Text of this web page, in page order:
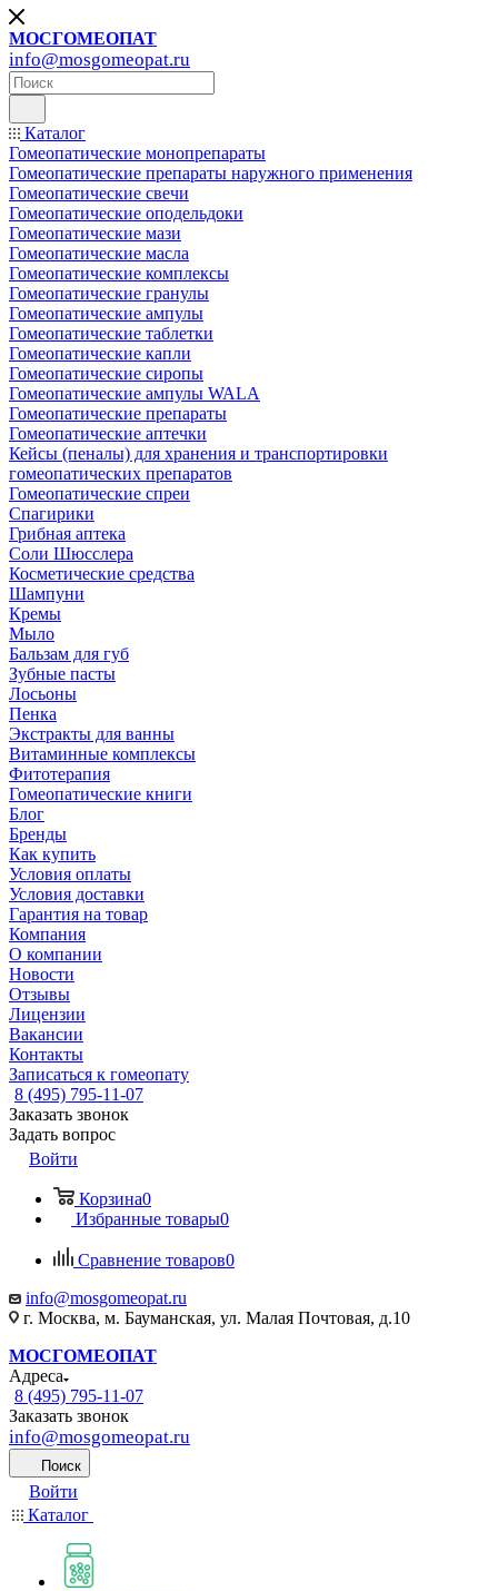
МОСГОМЕОПАТ
info@mosgomeopat.ru
Каталог
Гомеопатические монопрепараты
Гомеопатические препараты наружного применения
Гомеопатические свечи
Гомеопатические оподельдоки
Гомеопатические мази
Гомеопатические масла
Гомеопатические комплексы
Гомеопатические гранулы
Гомеопатические ампулы
Гомеопатические таблетки
Гомеопатические капли
Гомеопатические сиропы
Гомеопатические ампулы WALA
Гомеопатические препараты
Гомеопатические аптечки
Кейсы (пеналы) для хранения и транспортировки
гомеопатических препаратов
Гомеопатические спреи
Спагирики
Грибная аптека
Соли Шюсслера
Косметические средства
Шампуни
Кремы
Мыло
Бальзам для губ
Зубные пасты
Лосьоны
Пенка
Экстракты для ванны
Витаминные комплексы
Фитотерапия
Гомеопатические книги
Блог
Бренды
Как купить
Условия оплаты
Условия доставки
Гарантия на товар
Компания
О компании
Новости
Отзывы
Лицензии
Вакансии
Контакты
Записаться к гомеопату
8 (495) 795-11-07
Заказать звонок
Задать вопрос
Войти
Корзина0
Избранные товары0
Сравнение товаров0
info@mosgomeopat.ru
г. Москва, м. Бауманская, ул. Малая Почтовая, д.10
МОСГОМЕОПАТ
Адреса
8 (495) 795-11-07
Заказать звонок
info@mosgomeopat.ru
Поиск
Войти
Каталог